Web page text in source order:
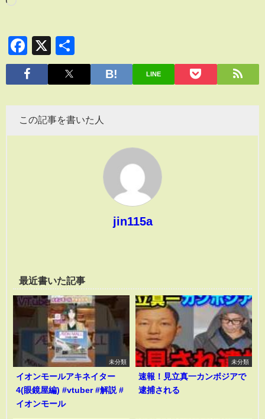
Facebook
X
有
LINE
この記事を書いた人
jin115a
最近書いた記事
未分類
イオンモールアキネイター
4(眼鏡屋編) #vtuber #解説 #
イオンモール
未分類
速報！見立真一カンボジアで
逮捕される